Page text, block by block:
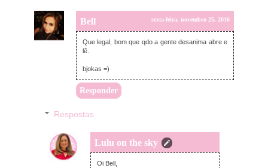
Bell sexta-feira, novembro 25, 2016
Que legal, bom que qdo a gente desanima abre e
lê.
bjokas =)
Responder
Respostas
Lulu on the sky
sexta-feira, novembro 25, 2016
Oi Bell,